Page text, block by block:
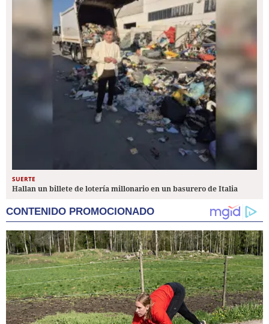
SUERTE
Hallan un billete de lotería millonario en un basurero de Italia
CONTENIDO PROMOCIONADO